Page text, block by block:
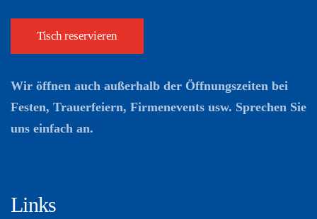
Tisch reservieren
Wir öffnen auch außerhalb der Öffnungszeiten bei
Festen, Trauerfeiern, Firmenevents usw. Sprechen Sie
uns einfach an.
Links